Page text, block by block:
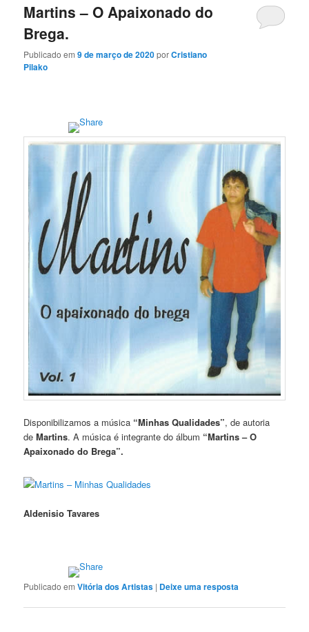
Martins – O Apaixonado do
Brega.
Publicado em9 de março de 2020porCristiano
Pilako
Disponibilizamos a música “Minhas Qualidades”, de autoria
deMartins. A música é integrante do álbum “Martins – O
Apaixonado do Brega”.
Martins – Minhas Qualidades
Aldenisio Tavares
Publicado em Vitória dos Artistas | Deixe uma resposta